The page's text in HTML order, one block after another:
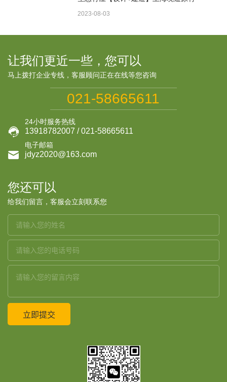
2023-08-03
让我们更近一些，您可以
马上拨打企业专线，客服顾问正在在线等您咨询
021-58665611

24小时服务热线
13918782007 / 021-58665611

电子邮箱
jdyz2020@163.com
您还可以
给我们留言，客服会立刻联系您